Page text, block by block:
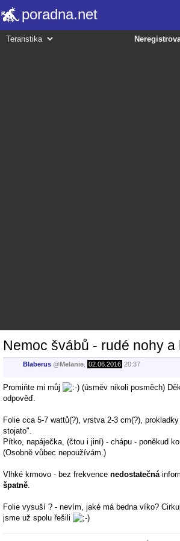
poradna.net
Nemoc švábů - rudé nohy a
Blaberus @Melanie 02.06.2016 20:37
Promiňte mi můj (úsměv nikoli posměch)
odpověď.
Folie cca 5-7 wattů(?), vrstva 2-3 cm(?),
stojato".
Pítko, napáječka, (čtou i jiní) - chápu - poněkud
(Osobně vůbec nepoužívám.)
Vlhké krmovo - bez frekvence nedostatečná
špatně
Folie vysuší ? - nevím, jaké má bedna víko?
jsme už spolu řešili